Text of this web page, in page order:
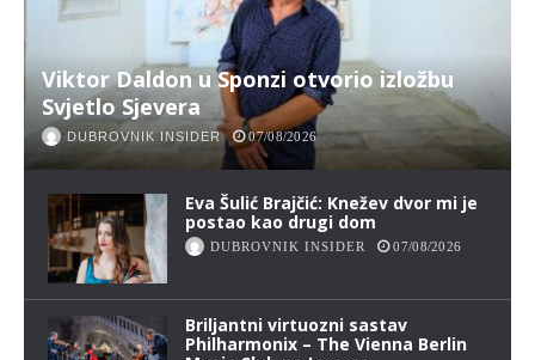
Viktor Daldon u Sponzi otvorio izložbu
Svjetlo Sjevera
DUBROVNIK INSIDER 07/08/2026
Eva Šulić Brajčić: Knežev dvor mi je
postao kao drugi dom
DUBROVNIK INSIDER 07/08/2026
Briljantni virtuozni sastav
Philharmonix – The Vienna Berlin